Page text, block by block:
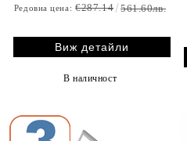
Редовна цена: €287.14 561.60лв.
Виж детайли
В наличност